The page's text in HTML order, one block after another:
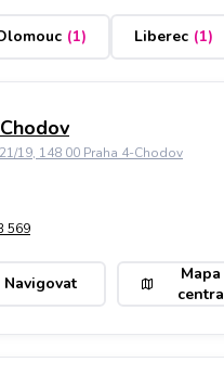
(1) Liberec (1)
19, 148 00 Praha 4-Chodov
569
Navigovat
Mapa
centra